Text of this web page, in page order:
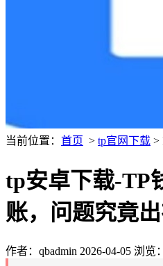
当前位置： 首页 > tp官网下载 >
tp安卓下载-TP
账，问题究竟出
作者：qbadmin 2026-04-05 浏览